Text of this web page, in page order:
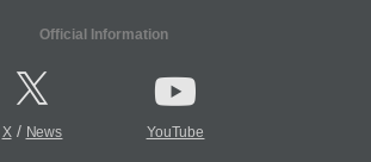
Official Information
X/ News YouTube